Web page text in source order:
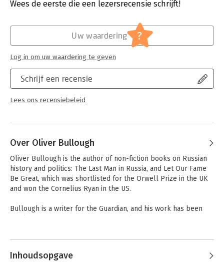
Wees de eerste die een lezersrecensie schrijft!
Schrijf een recensie
Lees ons recensiebeleid
Uw waardering ?
Log in om uw waardering te geven
Over Oliver Bullough
Oliver Bullough is the author of non-fiction books on Russian
history and politics: The Last Man in Russia, and Let Our Fame
Be Great, which was shortlisted for the Orwell Prize in the UK
and won the Cornelius Ryan in the US.
Bullough is a writer for the Guardian, and his work has been
Andere boeken door Oliver
Bullough
Inhoudsopgave